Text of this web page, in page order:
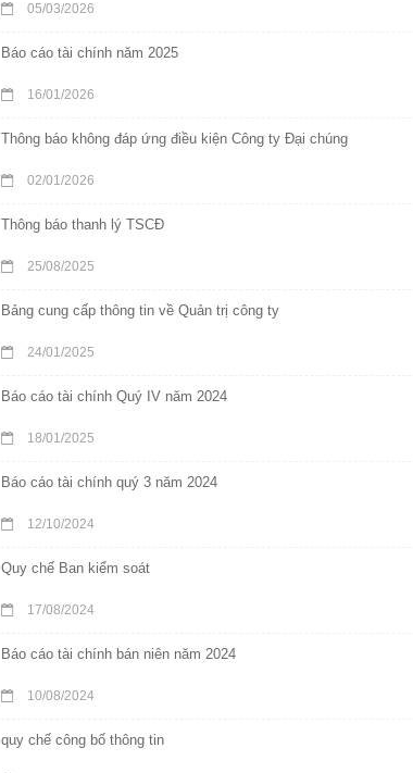
05/03/2026
Báo cáo tài chính năm 2025
16/01/2026
Thông báo không đáp ứng điều kiện Công ty Đại chúng
02/01/2026
Thông báo thanh lý TSCĐ
25/08/2025
Bảng cung cấp thông tin về Quản trị công ty
24/01/2025
Báo cáo tài chính Quý IV năm 2024
18/01/2025
Báo cáo tài chính quý 3 năm 2024
12/10/2024
Quy chế Ban kiểm soát
17/08/2024
Báo cáo tài chính bán niên năm 2024
10/08/2024
quy chế công bố thông tin